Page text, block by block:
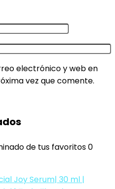
electrónico y web en
vez que comente.
de tus favoritos0